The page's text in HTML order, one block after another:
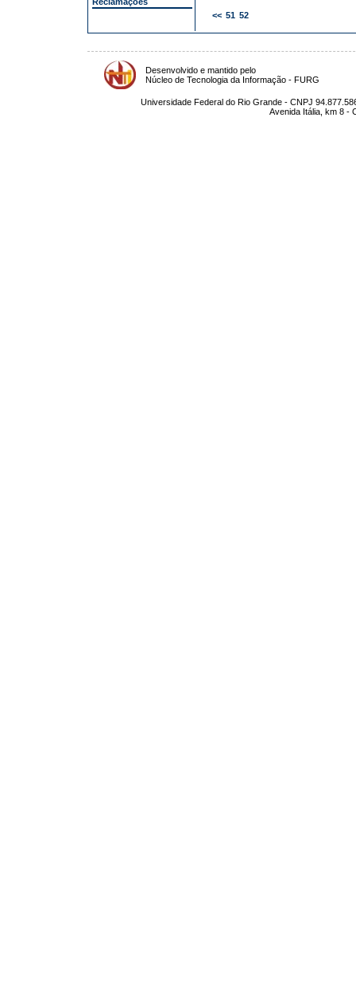
<< 51 52
Desenvolvido e mantido pelo
Núcleo de Tecnologia da Informação - FURG
Universidade Federal do Rio Grande - CNPJ
Avenida Itália, km 8 -